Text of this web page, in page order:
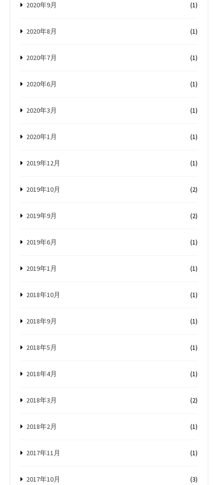
2020年9月 (1)
2020年8月 (1)
2020年7月 (1)
2020年6月 (1)
2020年3月 (1)
2020年1月 (1)
2019年12月 (1)
2019年10月 (2)
2019年9月 (2)
2019年6月 (1)
2019年1月 (1)
2018年10月 (1)
2018年9月 (1)
2018年5月 (1)
2018年4月 (1)
2018年3月 (2)
2018年2月 (1)
2017年11月 (1)
2017年10月 (3)